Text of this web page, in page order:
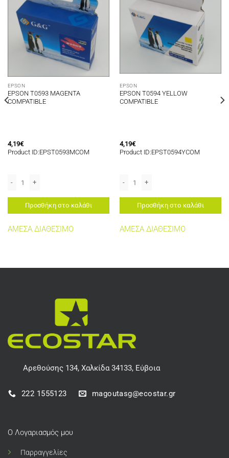
EPSON
EPSON T0593 MAGENTA
COMPATIBLE
4,19€
Product ID:EPST0593MCOM
Προσθήκη στο καλάθι
ΑΜΕΣΑ ΔΙΑΘΕΣΙΜΟ
EPSON
EPSON T0594 YELLOW
COMPATIBLE
4,19€
Product ID:EPST0594YCOM
Προσθήκη στο καλάθι
ΑΜΕΣΑ ΔΙΑΘΕΣΙΜΟ
Αρεθούσης 134, Χαλκίδα 34133, Εύβοια
222 1555123 magoutasg@ecostar.gr
Ο Λογαριασμός μου
Παρραγγελίες